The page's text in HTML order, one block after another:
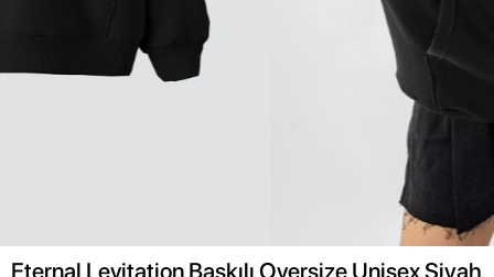
Eternal Levitation Baskılı Oversize Unisex Siyah